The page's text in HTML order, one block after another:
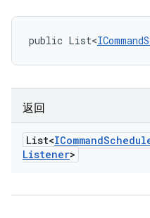
public List<
返回
List<ICommand
Listener>